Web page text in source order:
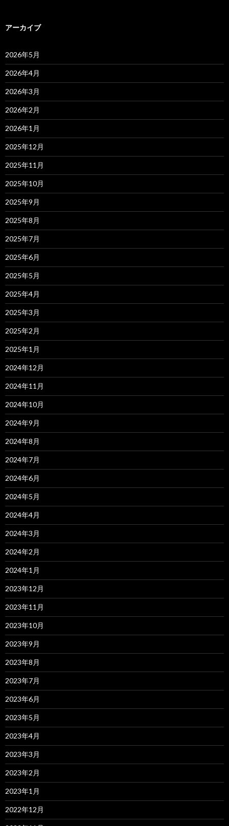
アーカイブ
2026年5月
2026年4月
2026年3月
2026年2月
2026年1月
2025年12月
2025年11月
2025年10月
2025年9月
2025年8月
2025年7月
2025年6月
2025年5月
2025年4月
2025年3月
2025年2月
2025年1月
2024年12月
2024年11月
2024年10月
2024年9月
2024年8月
2024年7月
2024年6月
2024年5月
2024年4月
2024年3月
2024年2月
2024年1月
2023年12月
2023年11月
2023年10月
2023年9月
2023年8月
2023年7月
2023年6月
2023年5月
2023年4月
2023年3月
2023年2月
2023年1月
2022年12月